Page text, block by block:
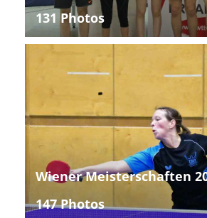
131 Photos
Wiener Meisterschaften
147 Photos